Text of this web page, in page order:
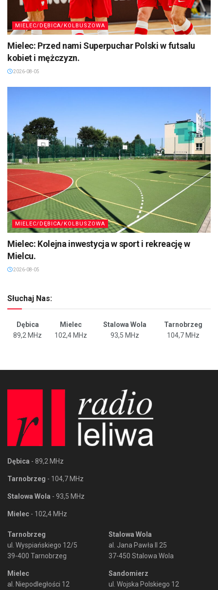
MIELEC/DĘBICA/KOLBUSZOWA
Mielec: Przed nami Superpuchar Polski w futsalu
kobiet i mężczyzn.
2026-08-05
MIELEC/DĘBICA/KOLBUSZOWA
Mielec: Kolejna inwestycja w sport i rekreację w
Mielcu.
2026-08-05
Słuchaj Nas:
Dębica Mielec Stalowa Wola
Tarnobrzeg
89,2 MHz
102,4 MHz 93,5 MHz 104,7 MHz
Dębica - 89,2 MHz
Tarnobrzeg - 104,7 MHz
Stalowa Wola - 93,5 MHz
Mielec - 102,4 MHz
Tarnobrzeg
ul. Wyspiańskiego 12/5
39-400 Tarnobrzeg
Mielec
al. Niepodległości 12
Stalowa Wola
al. Jana Pawła II 25
37-450 Stalowa Wola
Sandomierz
ul. Wojska Polskiego 12